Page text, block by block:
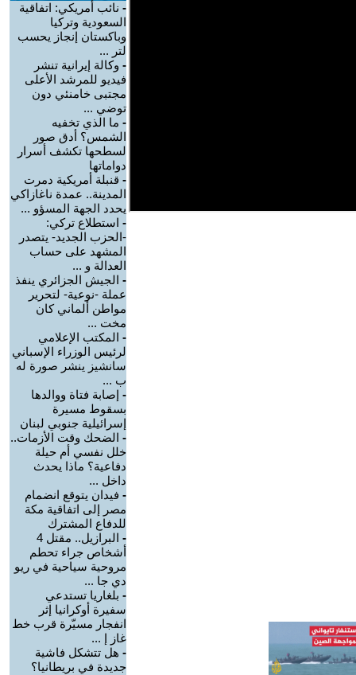
- نائب أمريكي: اتفاقية
السعودية وتركيا
وباكستان إنجاز يحسب
لتر ...
- وكالة إيرانية تنشر
فيديو للمرشد الأعلى
مجتبى خامنئي دون
توضي ...
- ما الذي تخفيه
الشمس؟ أدق صور
لسطحها تكشف أسرار
دواماتها
- قنبلة أمريكية دمرت
المدينة.. عمدة ناغازاكي
يحدد الجهة المسؤو ...
- استطلاع تركي:
-الحزب الجديد- يتصدر
المشهد على حساب
العدالة و ...
- الجيش الجزائري ينفذ
عملة -نوعية- لتحرير
مواطن ألماني كان
مخت ...
- المكتب الإعلامي
لرئيس الوزراء الإسباني
سانشيز ينشر صورة له
ب ...
- إصابة فتاة ووالدها
بسقوط مسيرة
إسرائيلية جنوبي لبنان
- الضحك وقت الأزمات..
خلل نفسي أم حيلة
دفاعية؟ ماذا يحدث
داخل ...
- فيدان يتوقع انضمام
مصر إلى اتفاقية مكة
للدفاع المشترك
-
البرازيل.. مقتل 4
أشخاص جراء تحطم
مروحية سياحية في ريو
دي جا ...
- بلغاريا تستدعي
سفيرة أوكرانيا إثر
انفجار مسيّرة قرب خط
غاز إ ...
- هل تتشكل فاشية
جديدة في بريطانيا؟